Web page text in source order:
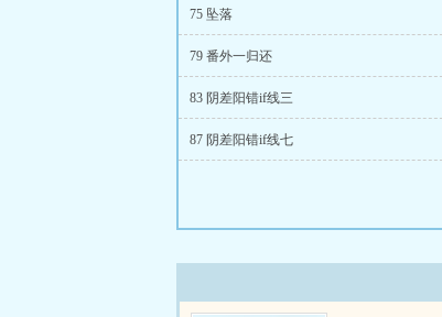
75 坠落
79 番外一归还
83 阴差阳错if线三
87 阴差阳错if线七